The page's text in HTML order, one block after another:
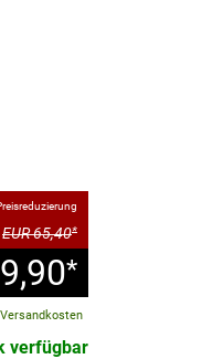
EUR 65,40*
*
verfügbar